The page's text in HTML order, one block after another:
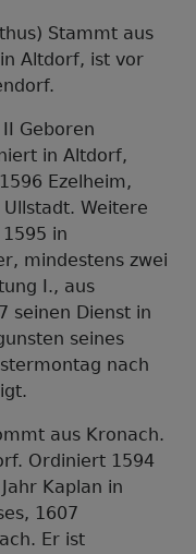
Stammt aus
Altdorf, ist vor
II Geboren
in Altdorf,
Ezelheim,
Weitere
in
mindestens zwei
I., aus
seinen Dienst in
seines
nach
aus Kronach.
Ordiniert 1594
Kaplan in
1607
Er ist